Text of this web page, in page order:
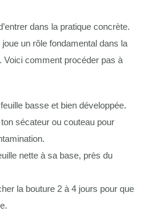
dans la pratique concrète.
un rôle fondamental dans la
Voici comment procéder pas à
basse et bien développée.
sécateur ou couteau pour
nette à sa base, près du
la bouture 2 à 4 jours pour que